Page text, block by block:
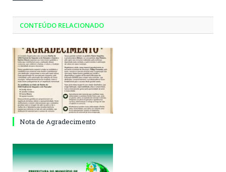
CONTEÚDO RELACIONADO
Nota de Agradecimento